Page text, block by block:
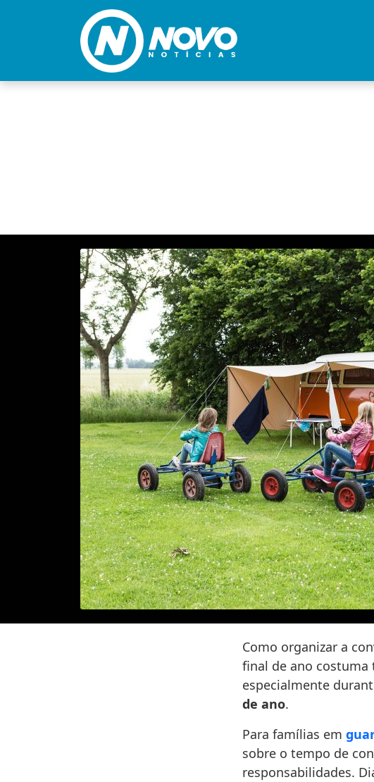
Como organizar a
final de ano costuma
especialmente
de ano.
Para famílias em
sobre o tempo de
responsabilidades.